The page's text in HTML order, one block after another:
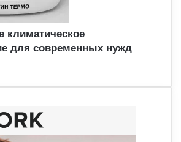
климатическое
для современных нужд